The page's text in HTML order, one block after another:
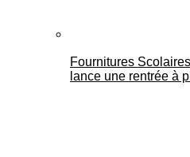
Fournitures
lance une rentrée à